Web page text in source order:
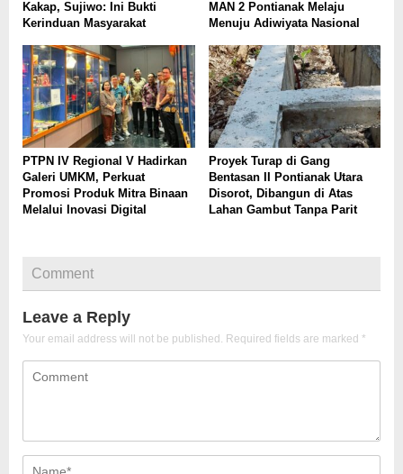
Kakap, Sujiwo: Ini Bukti
Kerinduan Masyarakat
MAN 2 Pontianak Melaju
Menuju Adiwiyata Nasional
PTPN IV Regional V Hadirkan
Galeri UMKM, Perkuat
Promosi Produk Mitra Binaan
Melalui Inovasi Digital
Proyek Turap di Gang
Bentasan II Pontianak Utara
Disorot, Dibangun di Atas
Lahan Gambut Tanpa Parit
Comment
Leave a Reply
Your email address will not be published. Required fields are marked *